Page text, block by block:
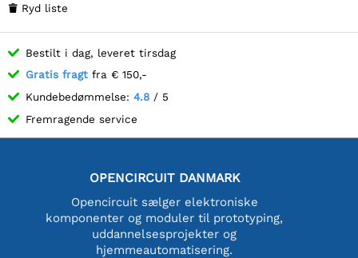
 Ryd liste
Bestilt i dag, leveret tirsdag
Gratis fragt fra € 150,-
Kundebedømmelse: 4.8 / 5
Fremragende service
OPENCIRCUIT DANMARK
Opencircuit sælger elektroniske
komponenter og moduler til prototyping,
uddannelsesprojekter og
hjemmeautomatisering.